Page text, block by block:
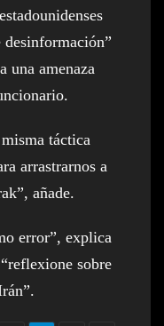
desinformación”
una amenaza
táctica
arrastrarnos a
añade.
error”, explica
sobre